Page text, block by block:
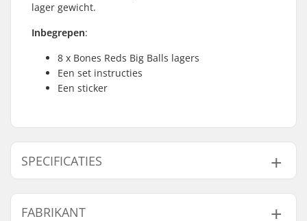
lager gewicht.
Inbegrepen:
8 x Bones Reds Big Balls lagers
Een set instructies
Een sticker
SPECIFICATIES
Lagerprecisie:
Niet gespecificeerd
Lager type:
FABRIKANT